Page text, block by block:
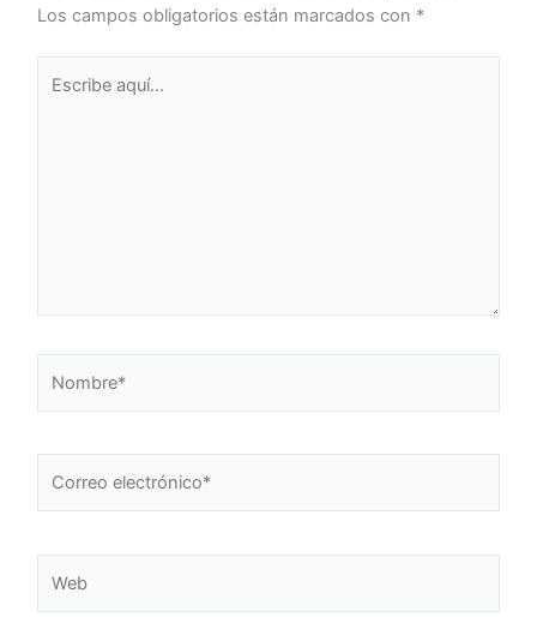
Los campos obligatorios están marcados con *
aquí...
electrónico*